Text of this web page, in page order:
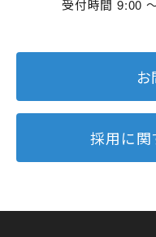
受付時間 9:00
採用に関